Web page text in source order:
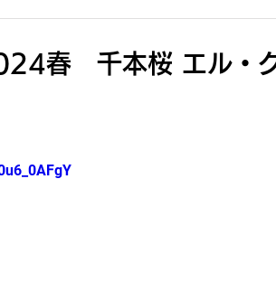
春 千本桜 エル・